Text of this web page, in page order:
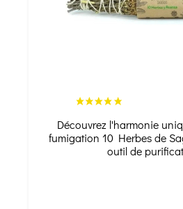
Découvrez l'harmonie
fumigation 10 Herbes de
outil de